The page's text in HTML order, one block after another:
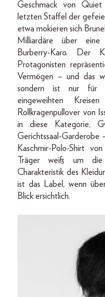
Geschmack von
letzten Staffel der
etwa mokieren sich
Milliardäre über
Burberry-Karo. Der
Protagonisten
Vermögen – und das
sondern ist nur für
eingeweihten
Rollkragenpullover von
in diese Kategorie,
Gerichtssaal-Garderobe
Kaschmir-Polo-Shirt
Träger weiß um
Charakteristik des
ist das Label, wenn
Blick ersichtlich.